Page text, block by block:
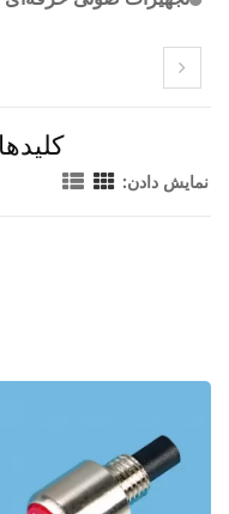
نمایش دادن: